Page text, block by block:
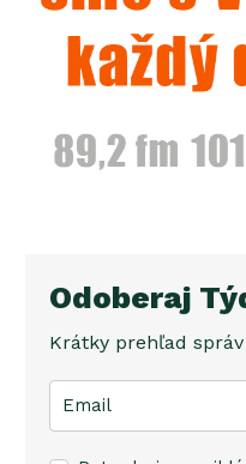
Odoberaj
Krátky prehľad